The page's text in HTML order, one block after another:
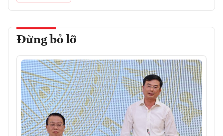
Đừng bỏ lỡ